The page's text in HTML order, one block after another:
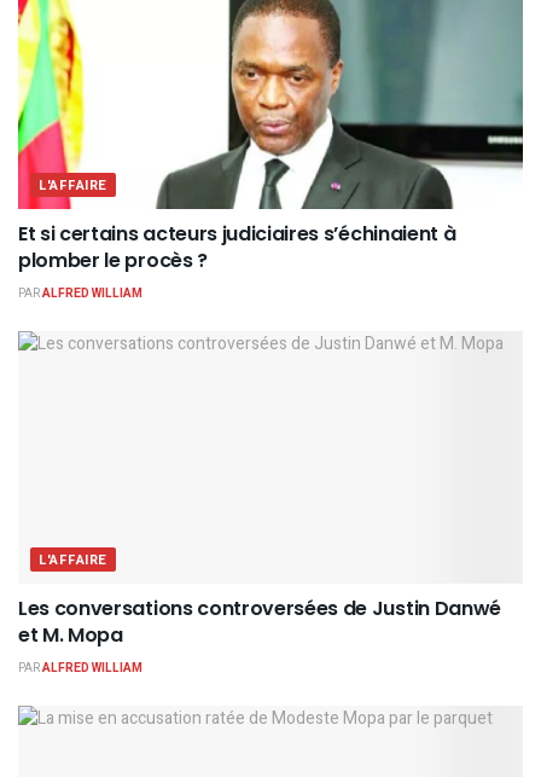
L'AFFAIRE
Et si certains acteurs judiciaires s’échinaient à
plomber le procès ?
PARALFRED WILLIAM
L'AFFAIRE
Les conversations controversées de Justin Danwé
et M. Mopa
PARALFRED WILLIAM